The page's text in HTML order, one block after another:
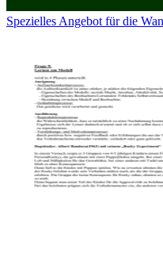
Spezielles Angebot für die